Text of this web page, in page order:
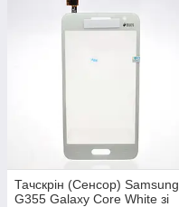
Тачскрін (Сенсор) Samsung
G355 Galaxy Core White зі